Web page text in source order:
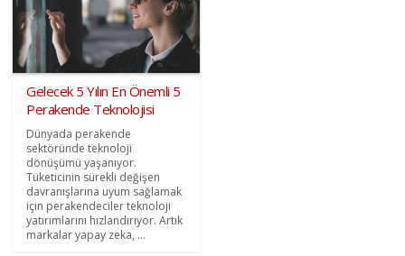
Gelecek 5 Yılın En Önemli 5
Perakende Teknolojisi
Dünyada perakende
sektöründe teknoloji
dönüşümü yaşanıyor.
Tüketicinin sürekli değişen
davranışlarına uyum sağlamak
için perakendeciler teknoloji
yatırımlarını hızlandırıyor. Artık
markalar yapay zeka, ...